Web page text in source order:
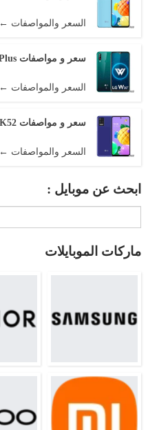
السعر والمواصفات ←
سعر و مواصفات LG W31+ Plus
السعر والمواصفات ←
سعر و مواصفات LG K52
السعر والمواصفات ←
ابحث عن موبايل :
ماركات الموبايلات